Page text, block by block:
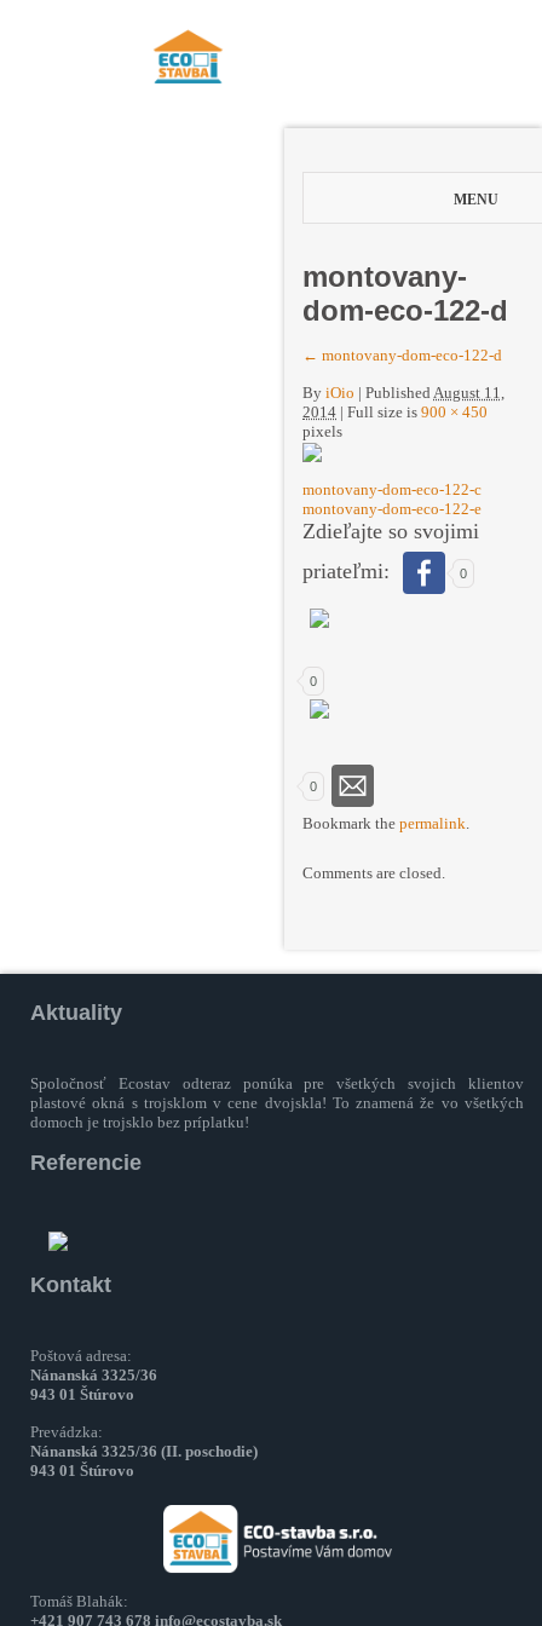
MENU
montovany-
dom-eco-122-d
← montovany-dom-eco-122-d
By iOio | Published August 11,
2014 | Full size is 900 × 450
pixels
montovany-dom-eco-122-c
montovany-dom-eco-122-e
Zdieľajte so svojimi
priateľmi:
0
0
0
Bookmark the permalink.
Comments are closed.
Aktuality
Spoločnosť Ecostav odteraz ponúka pre všetkých svojich klientov
plastové okná s trojsklom v cene dvojskla! To znamená že vo všetkých
domoch je trojsklo bez príplatku!
Referencie
Kontakt
Poštová adresa:
Nánanská 3325/36
943 01 Štúrovo
Prevádzka:
Nánanská 3325/36 (II. poschodie)
943 01 Štúrovo
Tomáš Blahák:
+421 907 743 678 info@ecostavba.sk